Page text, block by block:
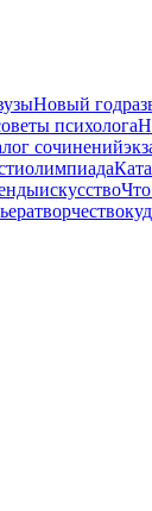
Новый год
психолога
сочинений
олимпиада
искусство
творчество